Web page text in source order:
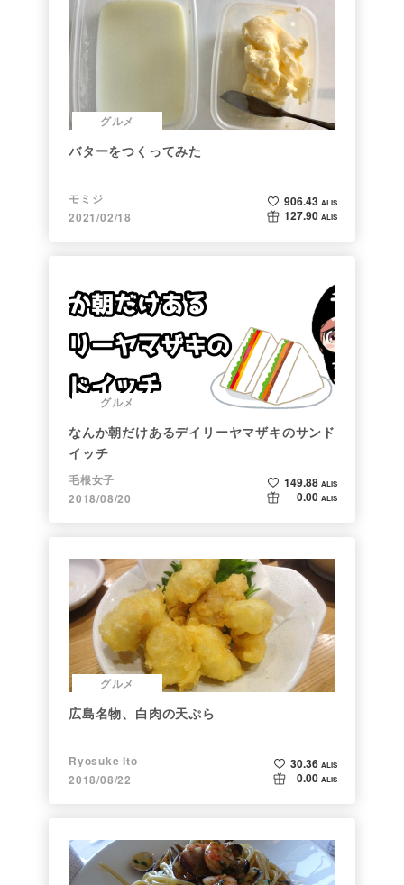
グルメ
バターをつくってみた
モミジ
2021/02/18
906.43 ALIS
127.90 ALIS
グルメ
なんか朝だけあるデイリーヤマザキのサンド
イッチ
毛根女子
2018/08/20
149.88 ALIS
0.00 ALIS
グルメ
広島名物、白肉の天ぷら
Ryosuke Ito
2018/08/22
30.36 ALIS
0.00 ALIS